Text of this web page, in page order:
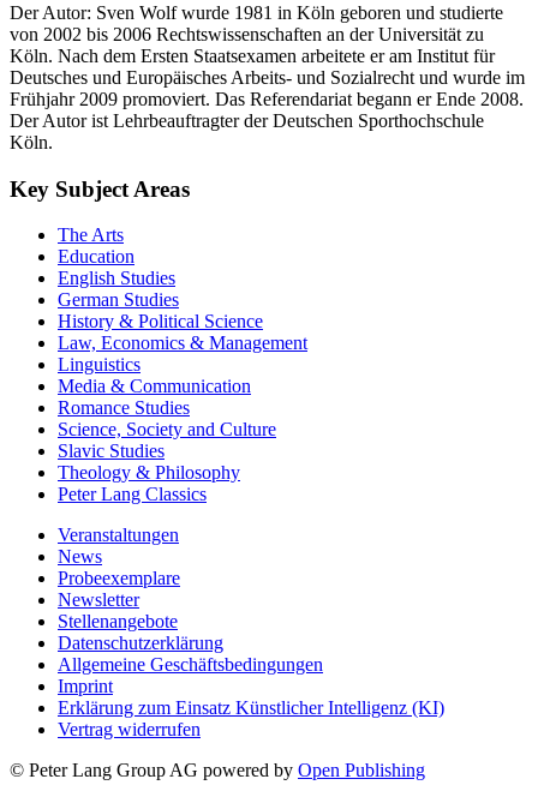
Der Autor: Sven Wolf wurde 1981 in Köln geboren und studierte
von 2002 bis 2006 Rechtswissenschaften an der Universität zu
Köln. Nach dem Ersten Staatsexamen arbeitete er am Institut für
Deutsches und Europäisches Arbeits- und Sozialrecht und wurde im
Frühjahr 2009 promoviert. Das Referendariat begann er Ende 2008.
Der Autor ist Lehrbeauftragter der Deutschen Sporthochschule
Köln.
Key Subject Areas
The Arts
Education
English Studies
German Studies
History & Political Science
Law, Economics & Management
Linguistics
Media & Communication
Romance Studies
Science, Society and Culture
Slavic Studies
Theology & Philosophy
Peter Lang Classics
Veranstaltungen
News
Probeexemplare
Newsletter
Stellenangebote
Datenschutzerklärung
Allgemeine Geschäftsbedingungen
Imprint
Erklärung zum Einsatz Künstlicher Intelligenz (KI)
Vertrag widerrufen
© Peter Lang Group AG powered by Open Publishing